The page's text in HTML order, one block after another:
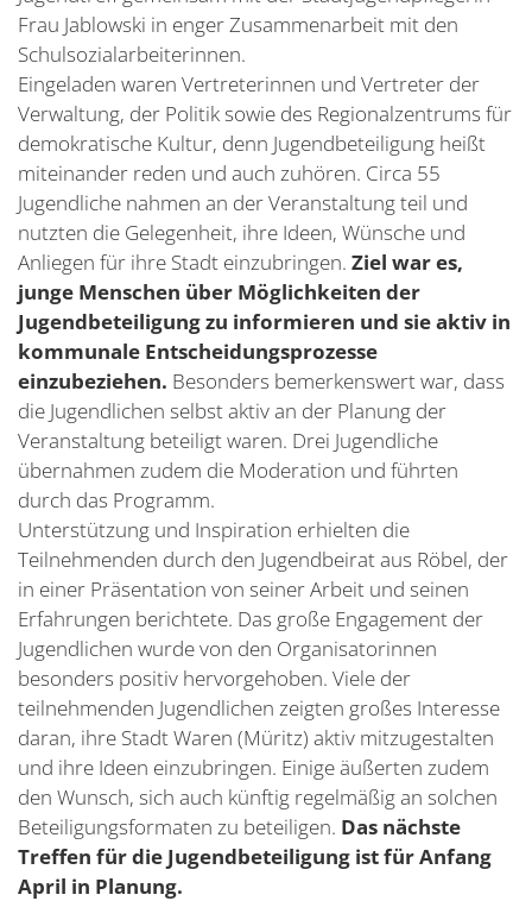
Frau Jablowski in enger Zusammenarbeit mit den
Schulsozialarbeiterinnen.
Eingeladen waren Vertreterinnen und Vertreter der
Verwaltung, der Politik sowie des Regionalzentrums für
demokratische Kultur, denn Jugendbeteiligung heißt
miteinander reden und auch zuhören. Circa 55
Jugendliche nahmen an der Veranstaltung teil und
nutzten die Gelegenheit, ihre Ideen, Wünsche und
Anliegen für ihre Stadt einzubringen. Ziel war es,
junge Menschen über Möglichkeiten der
Jugendbeteiligung zu informieren und sie aktiv in
kommunale Entscheidungsprozesse
einzubeziehen. Besonders bemerkenswert war, dass
die Jugendlichen selbst aktiv an der Planung der
Veranstaltung beteiligt waren. Drei Jugendliche
übernahmen zudem die Moderation und führten
durch das Programm.
Unterstützung und Inspiration erhielten die
Teilnehmenden durch den Jugendbeirat aus Röbel, der
in einer Präsentation von seiner Arbeit und seinen
Erfahrungen berichtete. Das große Engagement der
Jugendlichen wurde von den Organisatorinnen
besonders positiv hervorgehoben. Viele der
teilnehmenden Jugendlichen zeigten großes Interesse
daran, ihre Stadt Waren (Müritz) aktiv mitzugestalten
und ihre Ideen einzubringen. Einige äußerten zudem
den Wunsch, sich auch künftig regelmäßig an solchen
Beteiligungsformaten zu beteiligen. Das nächste
Treffen für die Jugendbeteiligung ist für Anfang
April in Planung.